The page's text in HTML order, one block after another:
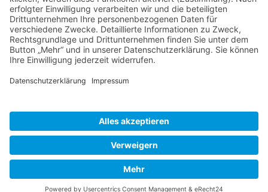
Weihnachten
Weihnachtstexte
Datenschutzerklärung
Impressum
Cookie-Einstellungen